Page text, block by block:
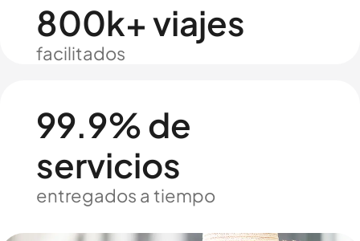
800k+ viajes
facilitados
99.9% de
servicios
entregados a tiempo